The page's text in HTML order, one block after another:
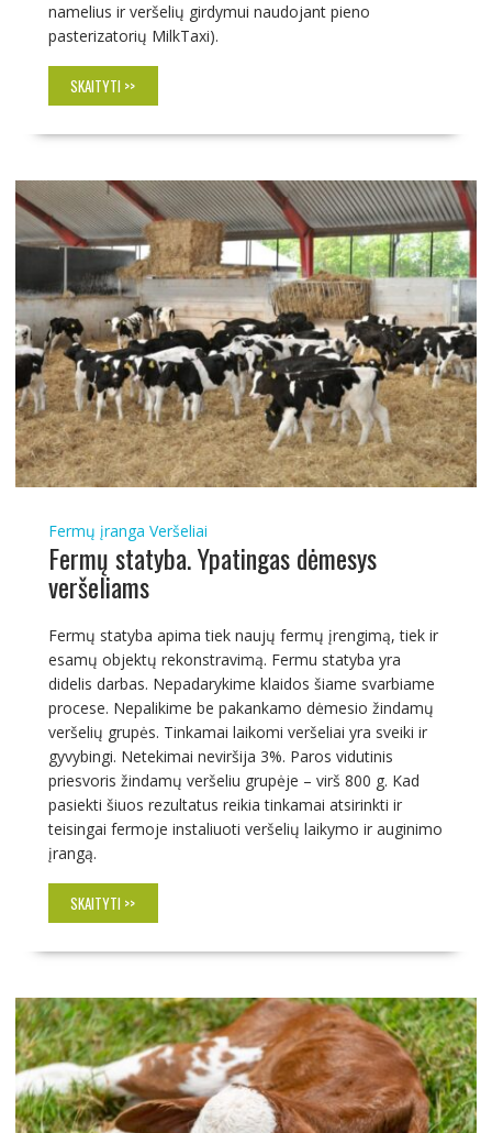
namelius ir veršelių girdymui naudojant pieno
pasterizatorių MilkTaxi).
SKAITYTI >>
Fermų įranga Veršeliai
Fermų statyba. Ypatingas dėmesys
veršeliams
Fermų statyba apima tiek naujų fermų įrengimą, tiek ir
esamų objektų rekonstravimą. Fermu statyba yra
didelis darbas. Nepadarykime klaidos šiame svarbiame
procese. Nepalikime be pakankamo dėmesio žindamų
veršelių grupės. Tinkamai laikomi veršeliai yra sveiki ir
gyvybingi. Netekimai neviršija 3%. Paros vidutinis
priesvoris žindamų veršeliu grupėje – virš 800 g. Kad
pasiekti šiuos rezultatus reikia tinkamai atsirinkti ir
teisingai fermoje instaliuoti veršelių laikymo ir auginimo
įrangą.
SKAITYTI >>